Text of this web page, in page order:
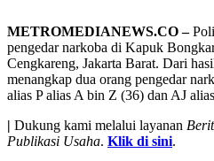
METROMEDIANEWS.CO –
pengedar narkoba di Kapuk
Cengkareng, Jakarta Barat. Dari
menangkap dua orang pengedar
alias P alias A bin Z (36) dan AJ
| Dukung kami melalui layanan
Publikasi Usaha. Klik di sini.